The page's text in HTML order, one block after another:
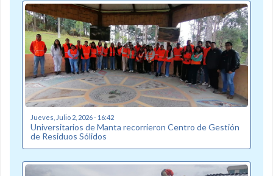
Jueves, Julio 2, 2026 - 16:42
Universitarios de Manta recorrieron Centro de Gestión
de Residuos Sólidos